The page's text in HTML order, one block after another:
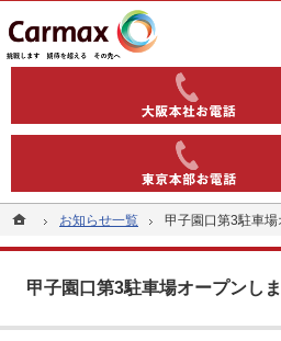
ホームお知らせ一覧 甲子園口第3駐車場
甲子園口第3駐車場オープンしま
全国1000以上の実績有り。コインパーキングや駐
安定収益を得る土地活用方法（コインパーキング
ホームお知らせ一覧 甲子園口第3駐車場